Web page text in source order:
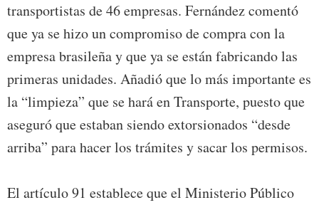
transportistas de 46 empresas. Fernández comentó
que ya se hizo un compromiso de compra con la
empresa brasileña y que ya se están fabricando las
primeras unidades. Añadió que lo más importante es
la “limpieza” que se hará en Transporte, puesto que
aseguró que estaban siendo extorsionados “desde
arriba” para hacer los trámites y sacar los permisos.
El artículo 91 establece que el Ministerio Público